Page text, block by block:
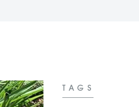
TAGS